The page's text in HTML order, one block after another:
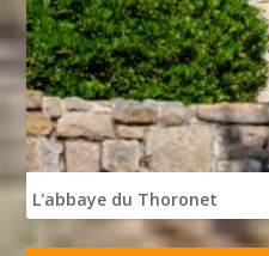
L'abbaye du Thoronet